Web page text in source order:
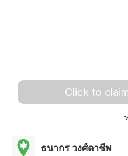
Click to
ธนากร วงศ์ตาชีพ